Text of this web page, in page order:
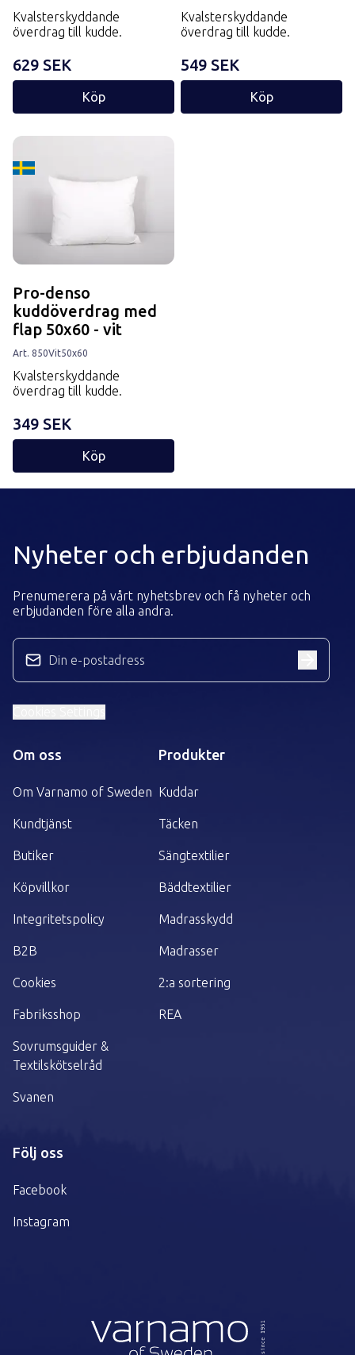
Kvalsterskyddande
överdrag till kudde.
629 SEK
Köp
Kvalsterskyddande
överdrag till kudde.
549 SEK
Köp
Tillverkard i Sverige
Pro-denso
kuddöverdrag med
flap 50x60 - vit
Art. 850Vit50x60
Kvalsterskyddande
överdrag till kudde.
349 SEK
Köp
Nyheter och erbjudanden
Prenumerera på vårt nyhetsbrev och få nyheter och
erbjudanden före alla andra.
Din e-postadress
Om oss
Om Varnamo of Sweden
Kundtjänst
Butiker
Köpvillkor
Integritetspolicy
B2B
Cookies
Fabriksshop
Sovrumsguider &
Textilskötselråd
Svanen
Produkter
Kuddar
Täcken
Sängtextilier
Bäddtextilier
Madrasskydd
Madrasser
2:a sortering
REA
Följ oss
Facebook
Instagram